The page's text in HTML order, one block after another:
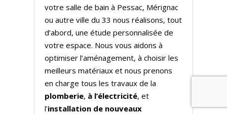
votre salle de bain à Pessac, Mérignac
ou autre ville du 33 nous réalisons, tout
d’abord, une étude personnalisée de
votre espace. Nous vous aidons à
optimiser l’aménagement, à choisir les
meilleurs matériaux et nous prenons
en charge tous les travaux de la
plomberie, à l’électricité, et
l’installation de nouveaux